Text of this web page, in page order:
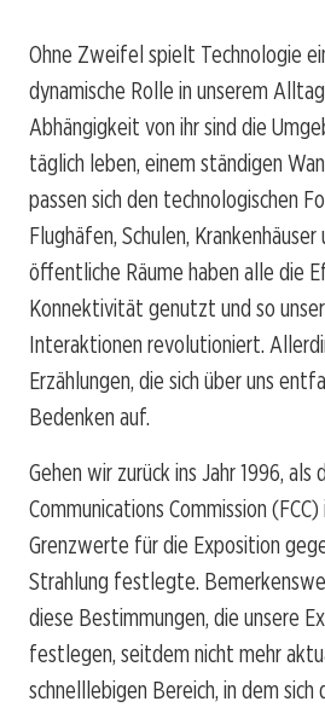
Ohne Zweifel spielt Technologie
dynamische Rolle in unserem
Abhängigkeit von ihr sind die
täglich leben, einem ständigen
passen sich den technologischen
Flughäfen, Schulen,
öffentliche Räume haben alle die
Konnektivität genutzt und so
Interaktionen revolutioniert.
Erzählungen, die sich über uns
Bedenken auf.
Gehen wir zurück ins Jahr 1996, als
Communications Commission
Grenzwerte für die Exposition
Strahlung festlegte.
diese Bestimmungen, die unsere
festlegen, seitdem nicht mehr
schnelllebigen Bereich, in dem sich